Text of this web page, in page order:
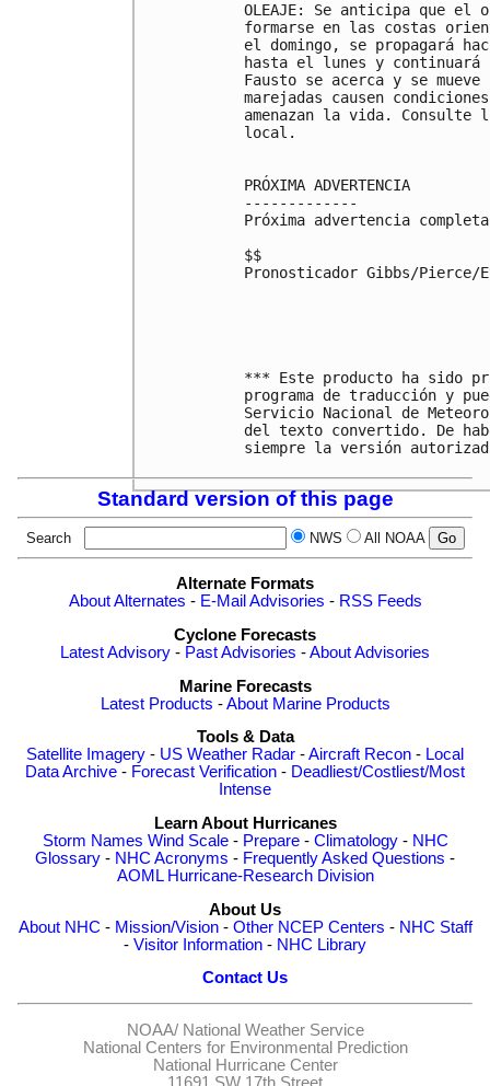
OLEAJE: Se anticipa que el
formarse en las costas
el domingo, se propagará
hasta el lunes y continuará
Fausto se acerca y se
marejadas causen
amenazan la vida. Consulte
local.
PRÓXIMA ADVERTENCIA
-------------
Próxima advertencia
$$
Pronosticador Gibbs/Pierce/
*** Este producto ha sido
programa de traducción y
Servicio Nacional de
del texto convertido. De
siempre la versión
Standard version of this page
Search NWS All NOAA
Alternate Formats
About Alternates - E-Mail Advisories - RSS Feeds
Cyclone Forecasts
Latest Advisory - Past Advisories -About Advisories
Marine Forecasts
Latest Products -About Marine Products
Tools & Data
Satellite Imagery - US Weather Radar -Aircraft Recon - Local
Data Archive - Forecast Verification - Deadliest/Costliest/Most
Intense
Learn About Hurricanes
Storm Names Wind Scale- Prepare- Climatology- NHC
Glossary - NHC Acronyms - Frequently Asked Questions -
AOML Hurricane-Research Division
About Us
About NHC - Mission/Vision- Other NCEP Centers - NHC Staff
- Visitor Information - NHC Library
Contact Us
NOAA/ National Weather Service
National Centers for Environmental Prediction
National Hurricane Center
11691 SW 17th Street